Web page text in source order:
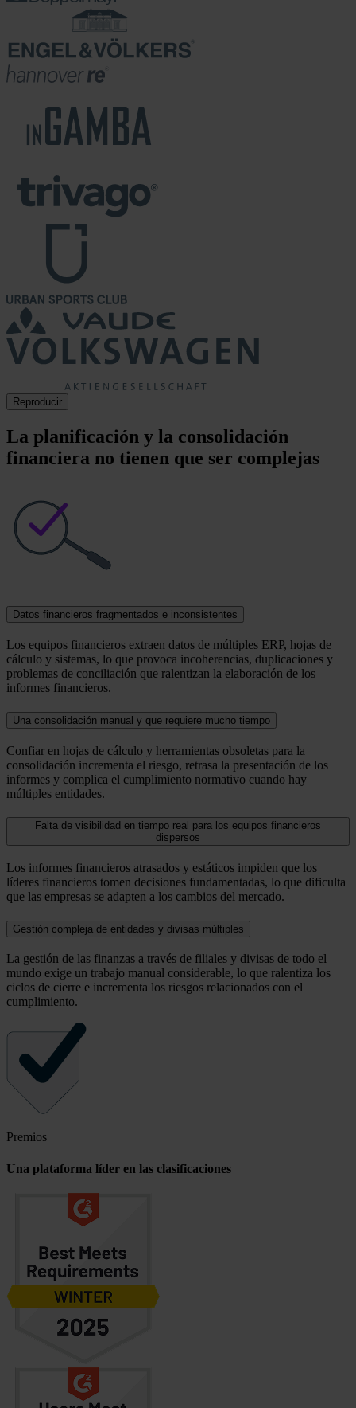
Reproducir
La planificación y la consolidación
financiera no tienen que ser complejas
Datos financieros fragmentados e inconsistentes
Los equipos financieros extraen datos de múltiples ERP, hojas de
cálculo y sistemas, lo que provoca incoherencias, duplicaciones y
problemas de conciliación que ralentizan la elaboración de los
informes financieros.
Una consolidación manual y que requiere mucho tiempo
Confiar en hojas de cálculo y herramientas obsoletas para la
consolidación incrementa el riesgo, retrasa la presentación de los
informes y complica el cumplimiento normativo cuando hay
múltiples entidades.
Falta de visibilidad en tiempo real para los equipos financieros
dispersos
Los informes financieros atrasados y estáticos impiden que los
líderes financieros tomen decisiones fundamentadas, lo que dificulta
que las empresas se adapten a los cambios del mercado.
Gestión compleja de entidades y divisas múltiples
La gestión de las finanzas a través de filiales y divisas de todo el
mundo exige un trabajo manual considerable, lo que ralentiza los
ciclos de cierre e incrementa los riesgos relacionados con el
cumplimiento.
Premios
Una plataforma líder en las clasificaciones